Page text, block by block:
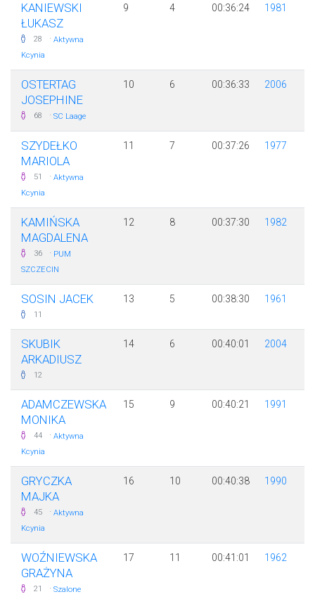
KANIEWSKI
ŁUKASZ
28 · Aktywna
Kcynia
9 4 00:36:24 1981
OSTERTAG
JOSEPHINE
68 · SC Laage
10 6 00:36:33 2006
SZYDEŁKO
MARIOLA
51 · Aktywna
Kcynia
11 7 00:37:26 1977
KAMIŃSKA
MAGDALENA
36 · PUM
SZCZECIN
12 8 00:37:30 1982
SOSIN JACEK
11
13 5 00:38:30 1961
SKUBIK
ARKADIUSZ
12
14 6 00:40:01 2004
ADAMCZEWSKA
MONIKA
44 · Aktywna
Kcynia
15 9 00:40:21 1991
GRYCZKA
MAJKA
45 · Aktywna
Kcynia
16 10 00:40:38 1990
WOŹNIEWSKA
GRAŻYNA
21 · Szalone
17 11 00:41:01 1962